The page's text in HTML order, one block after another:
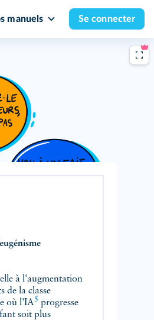
manuels Se connecter
à l'augmentation
où l'IA5
plus